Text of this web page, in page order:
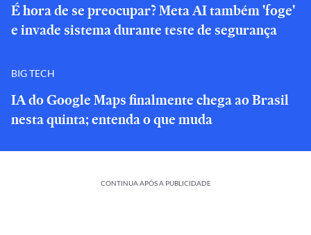
É hora de se preocupar? Meta AI também 'foge'
e invade sistema durante teste de segurança
BIG TECH
IA do Google Maps finalmente chega ao Brasil
nesta quinta; entenda o que muda
CONTINUA APÓS A PUBLICIDADE